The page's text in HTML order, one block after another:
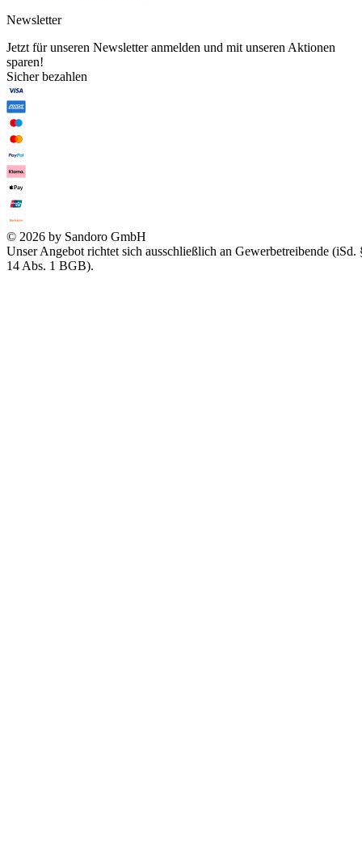
Newsletter
Jetzt für unseren Newsletter anmelden und mit unseren Aktionen
sparen!
Sicher bezahlen
© 2026 by Sandoro GmbH
Unser Angebot richtet sich ausschließlich an Gewerbetreibende (iSd.
14 Abs. 1 BGB).